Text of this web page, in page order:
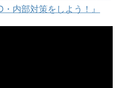
内部対策をしよう！』